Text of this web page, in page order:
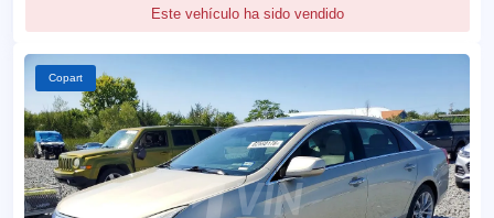
Este vehículo ha sido vendido
Copart